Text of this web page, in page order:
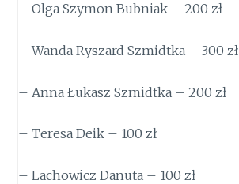
– Olga Szymon Bubniak – 200 zł
– Wanda Ryszard Szmidtka – 300 zł
– Anna Łukasz Szmidtka – 200 zł
– Teresa Deik – 100 zł
– Lachowicz Danuta – 100 zł